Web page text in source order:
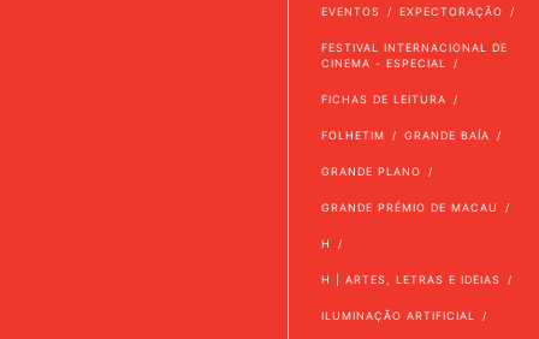
EVENTOS EXPECTORAÇÃO
FESTIVAL INTERNACIONAL DE
CINEMA - ESPECIAL
FICHAS DE LEITURA
FOLHETIM GRANDE BAÍA
GRANDE PLANO
GRANDE PRÉMIO DE MACAU
H
H | ARTES, LETRAS E IDEIAS
ILUMINAÇÃO ARTIFICIAL